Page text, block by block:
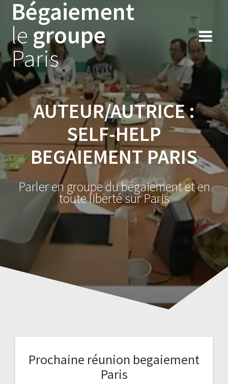
Skip
to
Bégaiement
le groupe
Paris
AUTEUR/AUTRICE :
SELF-HELP
BEGAIEMENT PARIS
Parler en groupe du bégaiement et en
toute liberté sur Paris
Prochaine réunion begaiement
Paris